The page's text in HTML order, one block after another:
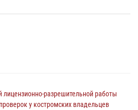
разрешительной работы
у костромских владельцев